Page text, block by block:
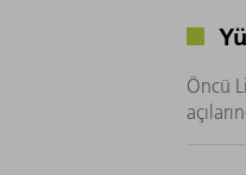
Öncü